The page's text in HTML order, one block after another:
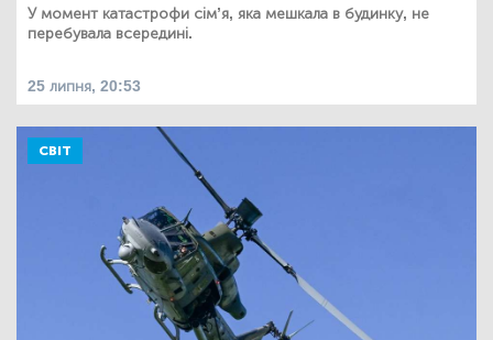
У момент катастрофи сім’я, яка мешкала в будинку, не
перебувала всередині.
25 липня, 20:53
СВІТ